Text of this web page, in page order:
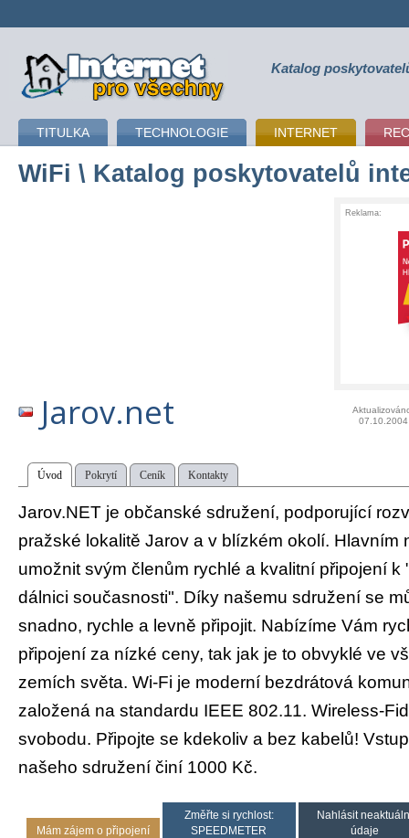
připojení k internetu Katalog
TITULKA TECHNOLOGIE INTERNET
WiFi \ Katalog poskytovatelů
Reklama:
Jarov.net
07.10.2004
Úvod Pokrytí Ceník Kontakty
Jarov.NET je občanské sdružení, podporující
pražské lokalitě Jarov a v blízkém okolí. Hlavním
umožnit svým členům rychlé a kvalitní připojení
dálnici současnosti". Díky našemu sdružení se
snadno, rychle a levně připojit. Nabízíme Vám
připojení za nízké ceny, tak jak je to obvyklé ve
zemích světa. Wi-Fi je moderní bezdrátová
založená na standardu IEEE 802.11. Wireless-
svobodu. Připojte se kdekoliv a bez kabelů!
našeho sdružení činí 1000 Kč.
Mám zájem o připojení
Změřte si rychlost:
SPEEDMETER
Nahlásit
údaje